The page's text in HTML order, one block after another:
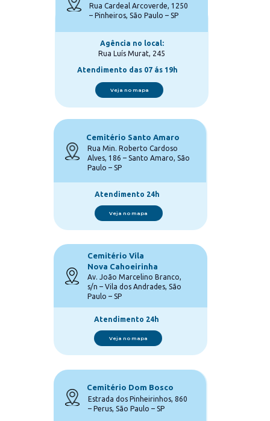
Cemitério Santo Amaro
Rua Cardeal Arcoverde, 1250
– Pinheiros, São Paulo – SP
Rua Min. Roberto Cardoso
Alves, 186 – Santo Amaro, São
Paulo – SP
Agência no local:
Rua Luís Murat, 245
Atendimento 24h
Atendimento das 07 ás 19h
Veja no mapa
Veja no mapa
Cemitério Dom Bosco
Cemitério Vila
Nova Cahoeirinha
Estrada dos Pinheirinhos, 860
– Perus, São Paulo – SP
Av. João Marcelino Branco,
s/n – Vila dos Andrades, São
Paulo – SP
Atendimento 24h
Veja no mapa